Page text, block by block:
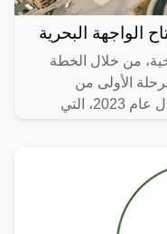
الواجهة البحرية
من خلال الخطة
الأولى من
مشروع تطوير الواجهة البحرية خلال عام 2023، التي